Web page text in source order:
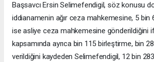
Başsavcı Ersin Selimefendigil, söz konusu
iddianamenin ağır ceza mahkemesine, 5 bin
ise asliye ceza mahkemesine gönderildiğini
kapsamında ayrıca bin 115 birleştirme, bin
verildiğini kaydeden Selimefendigil, 12 bin